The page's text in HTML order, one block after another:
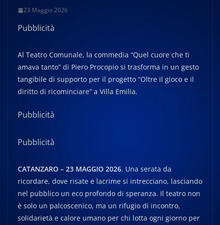
23 Maggio 2026
Pubblicità
Al Teatro Comunale, la commedia “Quel cuore che ti
amava tanto” di Piero Procopio si trasforma in un gesto
tangibile di supporto per il progetto “Oltre il gioco e il
diritto di ricominciare” a Villa Emilia.
Pubblicità
Pubblicità
CATANZARO – 23 MAGGIO 2026. Una serata da
ricordare, dove risate e lacrime si intrecciano, lasciando
nel pubblico un eco profondo di speranza. Il teatro non
è solo un palcoscenico, ma un rifugio di incontro,
solidarietà e calore umano per chi lotta ogni giorno per